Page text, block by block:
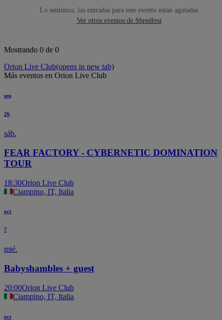
Lo sentimos, las entradas para este evento están agotadas
Ver otros eventos de Shredfest
Mostrando 0 de 0
Orion Live Club(opens in new tab)
Más eventos en Orion Live Club
sep
26
sáb.
FEAR FACTORY - CYBERNETIC DOMINATION
TOUR
18:30Orion Live Club
Ciampino, IT, Italia
oct
7
mié.
Babyshambles + guest
20:00Orion Live Club
Ciampino, IT, Italia
oct